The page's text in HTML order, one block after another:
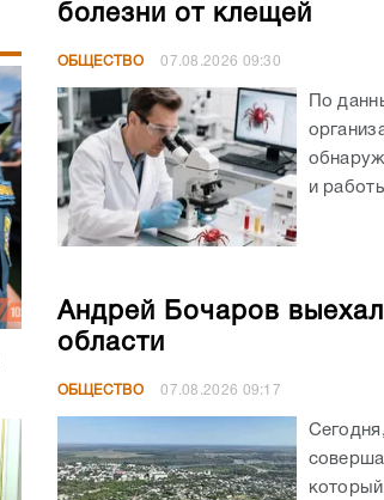
болезни от клещей
ОБЩЕСТВО 07.08.2026 09:30
По
и
Андрей Бочаров
области
ОБЩЕСТВО 07.08.2026 09:17